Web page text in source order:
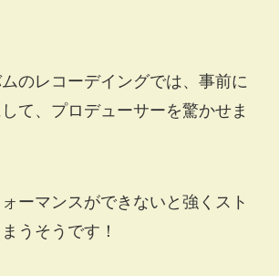
のレコーデイングでは、事前に
て、プロデューサーを驚かせま
ーマンスができないと強くスト
うそうです！